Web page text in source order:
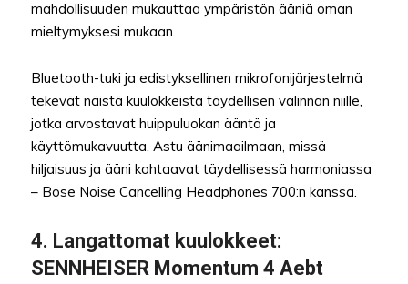
mahdollisuuden mukauttaa ympäristön ääniä oman
mieltymyksesi mukaan.
Bluetooth-tuki ja edistyksellinen mikrofonijärjestelmä
tekevät näistä kuulokkeista täydellisen valinnan niille,
jotka arvostavat huippuluokan ääntä ja
käyttömukavuutta. Astu äänimaailmaan, missä
hiljaisuus ja ääni kohtaavat täydellisessä harmoniassa
– Bose Noise Cancelling Headphones 700:n kanssa.
4. Langattomat kuulokkeet:
SENNHEISER Momentum 4 Aebt